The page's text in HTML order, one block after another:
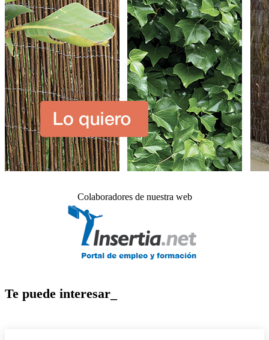
Colaboradores de nuestra web
Te puede interesar_